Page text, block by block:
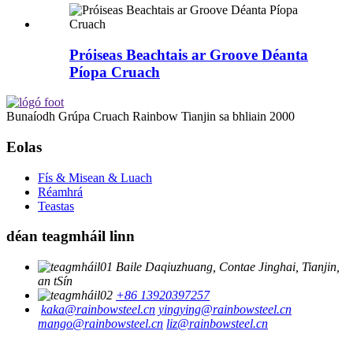
Próiseas Beachtais ar Groove Déanta
Píopa Cruach
Bunaíodh Grúpa Cruach Rainbow Tianjin sa bhliain 2000
Eolas
Fís & Misean & Luach
Réamhrá
Teastas
déan teagmháil linn
Baile Daqiuzhuang, Contae Jinghai, Tianjin,
an tSín
+86 13920397257
kaka@rainbowsteel.cn yingying@rainbowsteel.cn
mango@rainbowsteel.cn liz@rainbowsteel.cn